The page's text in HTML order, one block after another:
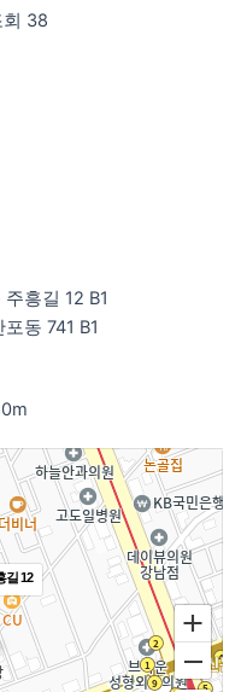
38
흥길 12 B1
동 741 B1
길 12